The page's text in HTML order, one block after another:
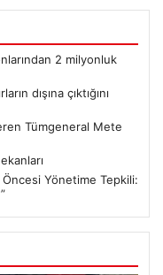
2 milyonluk
dışına çıktığını
Tümgeneral Mete
Öncesi Yönetime Tepkili: